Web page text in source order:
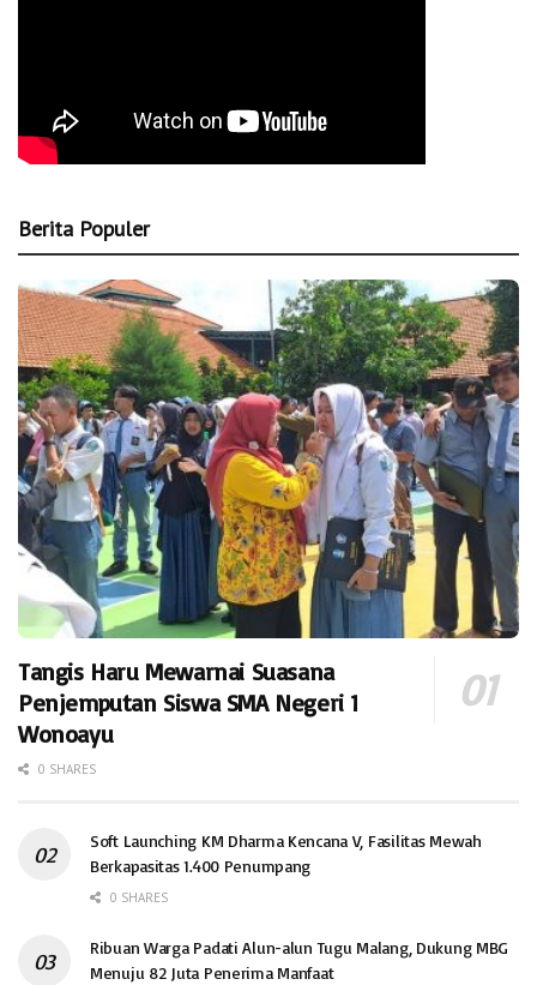
Berita Populer
Tangis Haru Mewarnai Suasana
Penjemputan Siswa SMA Negeri 1
Wonoayu
0 SHARES
Soft Launching KM Dharma Kencana V, Fasilitas Mewah
Berkapasitas 1.400 Penumpang
0 SHARES
Ribuan Warga Padati Alun-alun Tugu Malang, Dukung MBG
Menuju 82 Juta Penerima Manfaat